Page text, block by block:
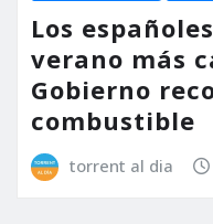
Los
verano más
Gobierno
combustible
torrent al dia